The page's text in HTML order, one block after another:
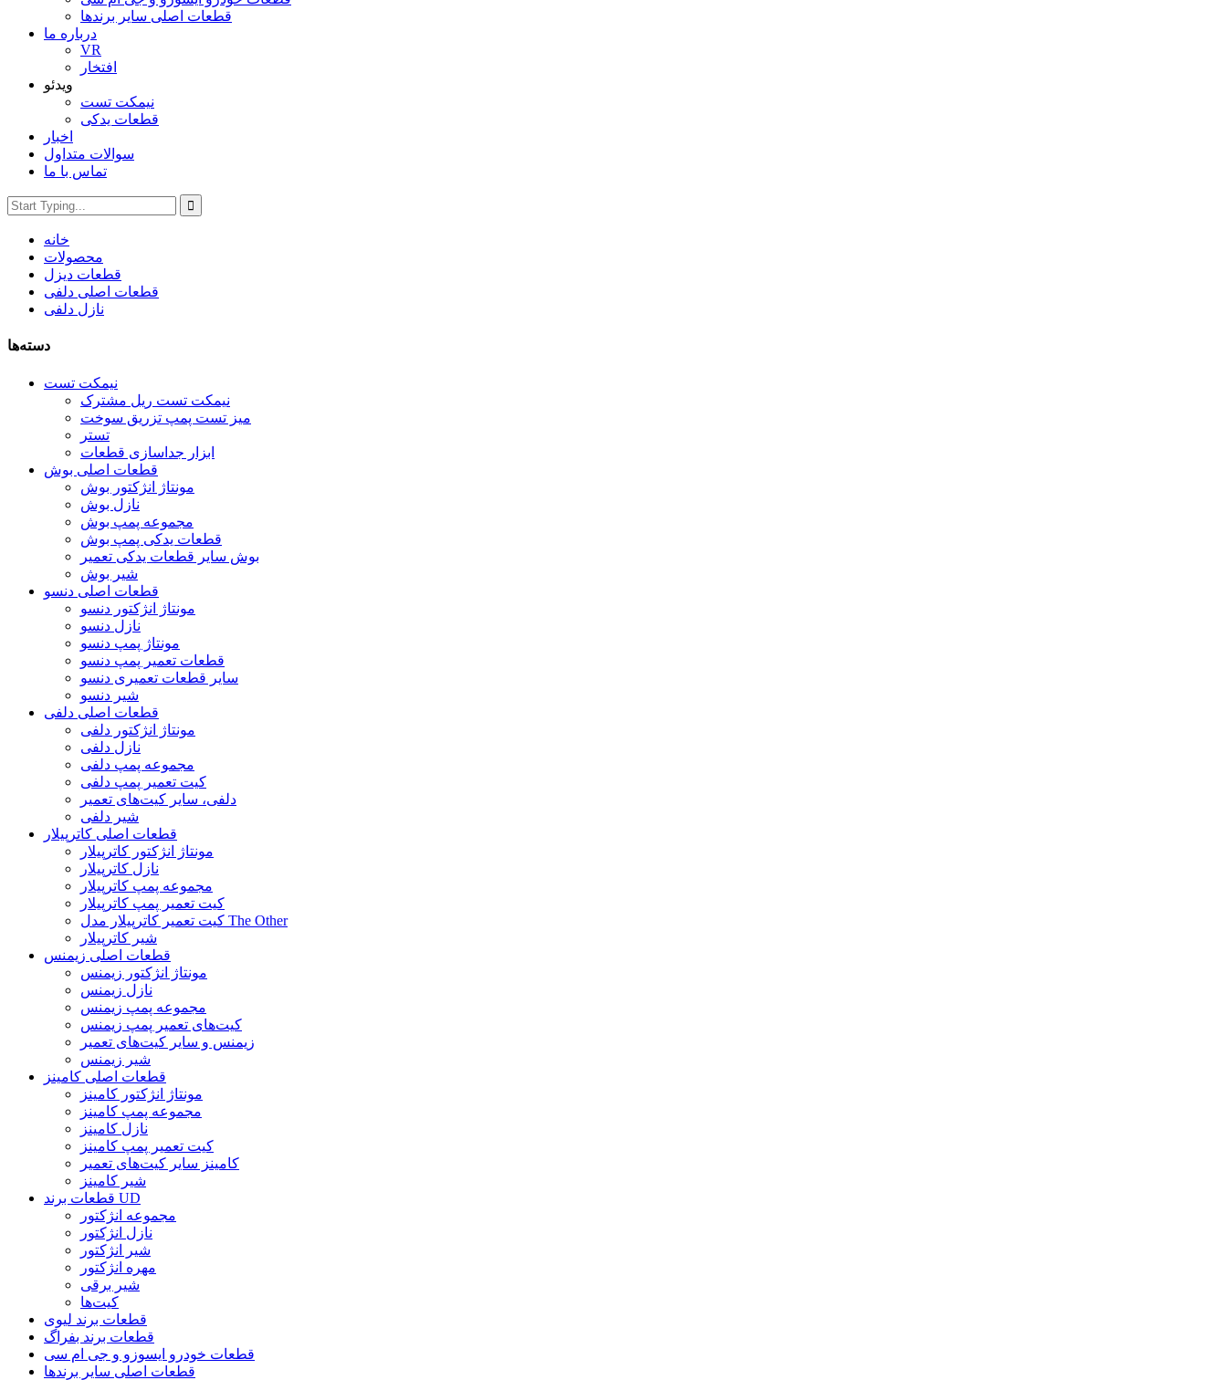
قطعات اصلی سایر برندها
درباره ما
VR
افتخار
ویدئو
نیمکت تست
قطعات یدکی
اخبار
سوالات متداول
تماس با ما
خانه
محصولات
قطعات دیزل
قطعات اصلی دلفی
نازل دلفی
دسته‌ها
نیمکت تست
نیمکت تست ریل مشترک
میز تست پمپ تزریق سوخت
تستر
ابزار جداسازی قطعات
قطعات اصلی بوش
مونتاژ انژکتور بوش
نازل بوش
مجموعه پمپ بوش
قطعات یدکی پمپ بوش
بوش سایر قطعات یدکی تعمیر
شیر بوش
قطعات اصلی دنسو
مونتاژ انژکتور دنسو
نازل دنسو
مونتاژ پمپ دنسو
قطعات تعمیر پمپ دنسو
سایر قطعات تعمیری دنسو
شیر دنسو
قطعات اصلی دلفی
مونتاژ انژکتور دلفی
نازل دلفی
مجموعه پمپ دلفی
کیت تعمیر پمپ دلفی
دلفی، سایر کیت‌های تعمیر
شیر دلفی
قطعات اصلی کاترپیلار
مونتاژ انژکتور کاترپیلار
نازل کاترپیلار
مجموعه پمپ کاترپیلار
کیت تعمیر پمپ کاترپیلار
کیت تعمیر کاترپیلار مدل The Other
شیر کاترپیلار
قطعات اصلی زیمنس
مونتاژ انژکتور زیمنس
نازل زیمنس
مجموعه پمپ زیمنس
کیت‌های تعمیر پمپ زیمنس
زیمنس و سایر کیت‌های تعمیر
شیر زیمنس
قطعات اصلی کامینز
مونتاژ انژکتور کامینز
مجموعه پمپ کامینز
نازل کامینز
کیت تعمیر پمپ کامینز
کامینز سایر کیت‌های تعمیر
شیر کامینز
قطعات برند UD
مجموعه انژکتور
نازل انژکتور
شیر انژکتور
مهره انژکتور
شیر برقی
کیت‌ها
قطعات برند لیوی
قطعات برند بفراگ
قطعات خودرو ایسوزو و جی ام سی
قطعات اصلی سایر برندها